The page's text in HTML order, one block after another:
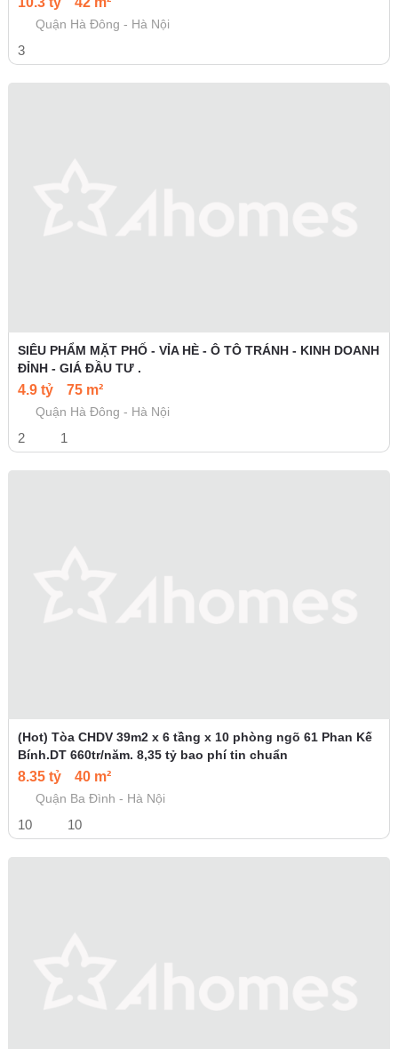
Quận Hà Đông - Hà Nội
3
SIÊU PHẨM MẶT PHỐ - VỈA HÈ - Ô TÔ TRÁNH - KINH DOANH
ĐỈNH - GIÁ ĐẦU TƯ .
4.9 tỷ 75 m²
Quận Hà Đông - Hà Nội
2 1
(Hot) Tòa CHDV 39m2 x 6 tầng x 10 phòng ngõ 61 Phan Kế
Bính.DT 660tr/năm. 8,35 tỷ bao phí tin chuẩn
8.35 tỷ 40 m²
Quận Ba Đình - Hà Nội
10 10